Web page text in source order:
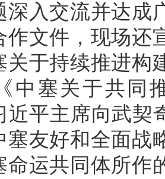
深入交流并达成
作文件，现场还
关于持续推进构
中塞关于共同
近平主席向武契
塞友好和全面战
命运共同体所作